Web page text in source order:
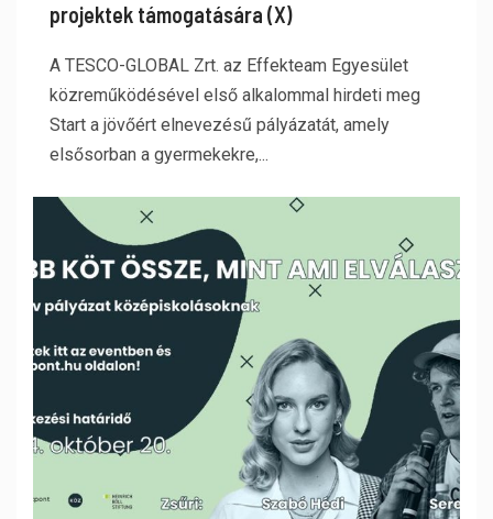
projektek támogatására (X)
A TESCO-GLOBAL Zrt. az Effekteam Egyesület
közreműködésével első alkalommal hirdeti meg
Start a jövőért elnevezésű pályázatát, amely
elsősorban a gyermekekre,...